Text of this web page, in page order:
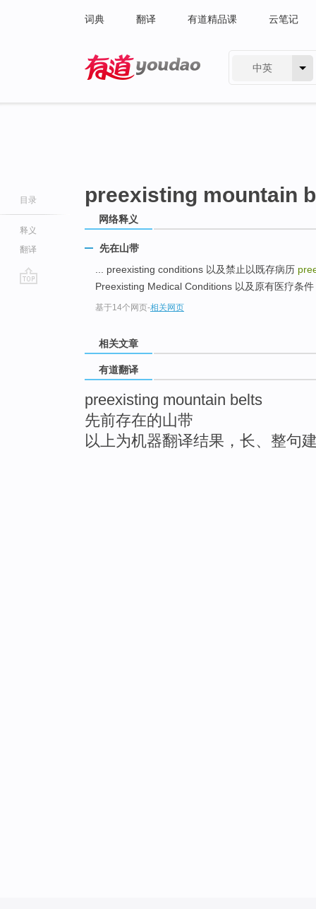
词典 翻译 有道精品课 云笔记
中英
目录
释义
翻译
preexisting mountain
网络释义
先在山带
... preexisting conditions 以及禁止以既存病历
Preexisting Medical Conditions 以及原有医疗条件
基于14个网页-相关网页
相关文章
有道翻译
preexisting mountain belts
先前存在的山带
以上为机器翻译结果，长、整句